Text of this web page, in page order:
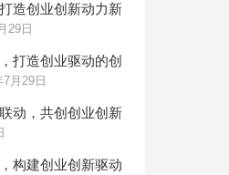
造创业创新动力新
29日
打造创业驱动的创
月29日
动，共创创业创新
构建创业创新驱动